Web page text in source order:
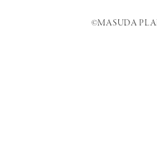
©MASUDA